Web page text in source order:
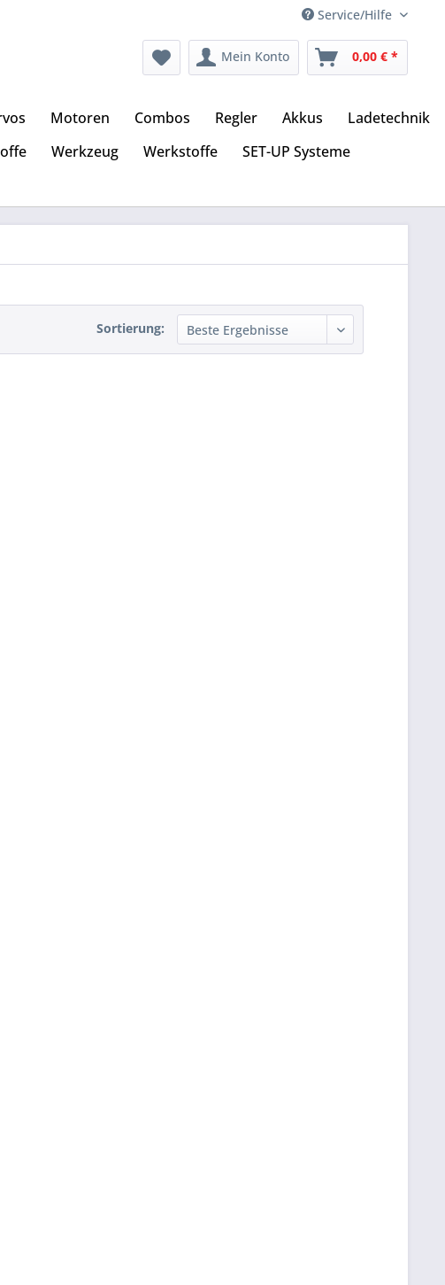
Service/Hilfe
Mein Konto 0,00 € *
Motoren Combos Regler Akkus
Ladetechnik
Werkzeug Werkstoffe
SET-UP Systeme
Sortierung: